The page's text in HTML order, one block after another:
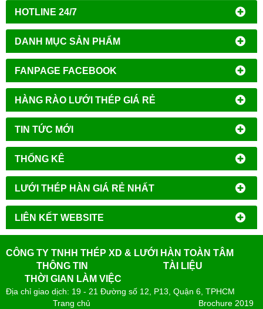
HOTLINE 24/7
DANH MỤC SẢN PHẨM
FANPAGE FACEBOOK
HÀNG RÀO LƯỚI THÉP GIÁ RẺ
TIN TỨC MỚI
THỐNG KÊ
LƯỚI THÉP HÀN GIÁ RẺ NHẤT
LIÊN KẾT WEBSITE
CÔNG TY TNHH THÉP XD & LƯỚI HÀN TOÀN TÂM
THÔNG TIN
TÀI LIỆU
THỜI GIAN LÀM VIỆC
Địa chỉ giao dịch: 19 - 21 Đường số 12, P13, Quận 6, TPHCM
Trang chủ
Brochure 2019